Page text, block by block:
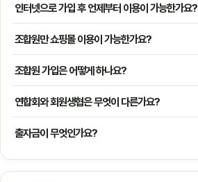
인터넷으로 가입 후 언제부터 이용이 가능한가요?
조합원만 쇼핑몰 이용이 가능한가요?
조합원 가입은 어떻게 하나요?
연합회와 회원생협은 무엇이 다른가요?
출자금이 무엇인가요?